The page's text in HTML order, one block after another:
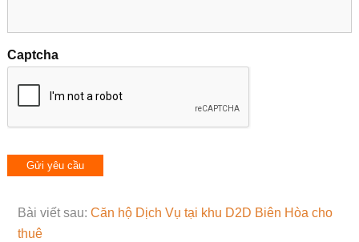
Captcha
Bài viết sau: Căn hộ Dịch Vụ tại khu D2D Biên Hòa cho
thuê